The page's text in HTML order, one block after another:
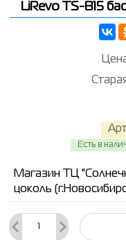
LiRevo TS-B15
Есть в
Магазин ТЦ
цоколь